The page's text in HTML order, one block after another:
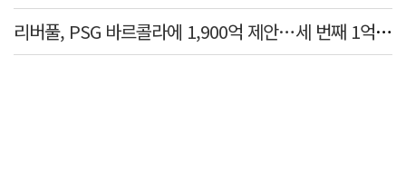
리버풀, PSG 바르콜라에 1,900억 제안…세 번째 1억 파운드 영입 추진